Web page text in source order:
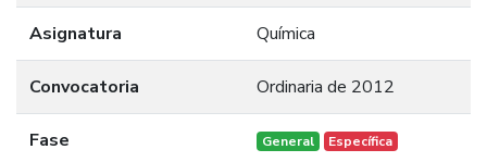
Asignatura Química
Convocatoria Ordinaria de 2012
Fase General Específica